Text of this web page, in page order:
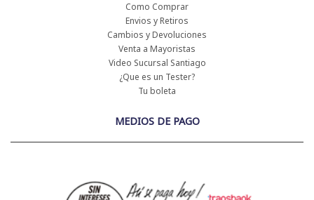
Como Comprar
Envios y Retiros
Cambios y Devoluciones
Venta a Mayoristas
Video Sucursal Santiago
¿Que es un Tester?
Tu boleta
MEDIOS DE PAGO